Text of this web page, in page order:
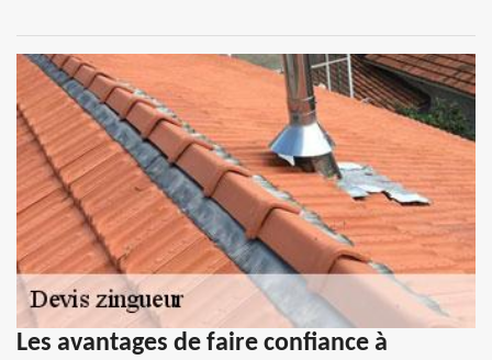
Les avantages de faire confiance à